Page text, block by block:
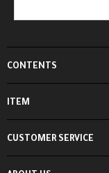
CONTENTS
ITEM
CUSTOMER SERVICE